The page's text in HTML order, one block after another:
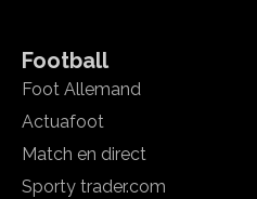
Football
Foot Allemand
Actuafoot
Match en direct
Sporty trader.com